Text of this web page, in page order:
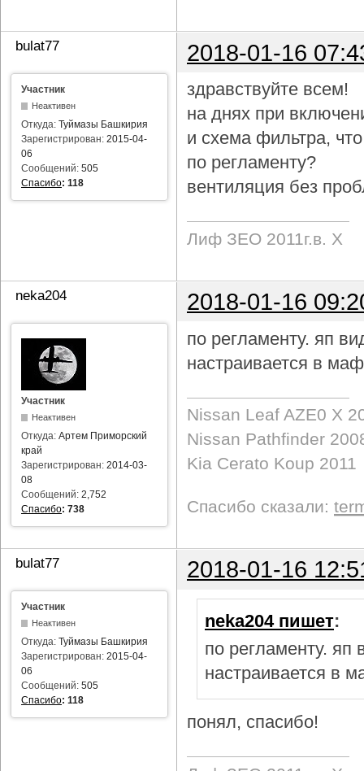
bulat77 2018-01-16
Участник
Неактивен
Откуда: Туймазы Башкирия
Зарегистрирован: 2015-04-
06
Сообщений: 505
Спасибо: 118
здравствуйте всем!
на днях при
и схема фильтра,
по регламенту?
вентиляция без
Лиф ЗЕО 2011г.в. Х
neka204 2018-01-16
Участник
Неактивен
Откуда: Артем Приморский
край
Зарегистрирован: 2014-03-
08
Сообщений: 2,752
Спасибо: 738
по регламенту. яп
настраивается в
Nissan Leaf AZE0 X
Nissan Pathfinder
Kia Cerato Koup 2011
Спасибо сказали:
bulat77 2018-01-16
Участник
Неактивен
Откуда: Туймазы Башкирия
Зарегистрирован: 2015-04-
06
Сообщений: 505
Спасибо: 118
neka204 пишет:
по регламенту.
настраивается в
понял, спасибо!